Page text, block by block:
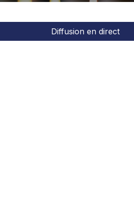
Diffusion en direct